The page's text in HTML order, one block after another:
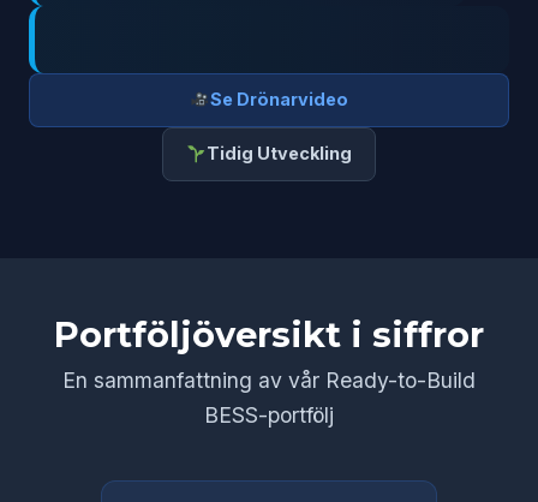
Se Drönarvideo
Tidig Utveckling
Portföljöversikt i siffror
En sammanfattning av vår Ready-to-Build
BESS-portfölj